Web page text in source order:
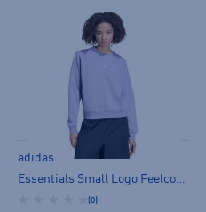
adidas
(0)